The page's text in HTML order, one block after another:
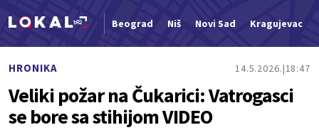
Beograd Niš Novi Sad Kragujevac
HRONIKA 14.5.2026. 18:47
Veliki požar na Čukarici: Vatrogasci
se bore sa stihijom VIDEO